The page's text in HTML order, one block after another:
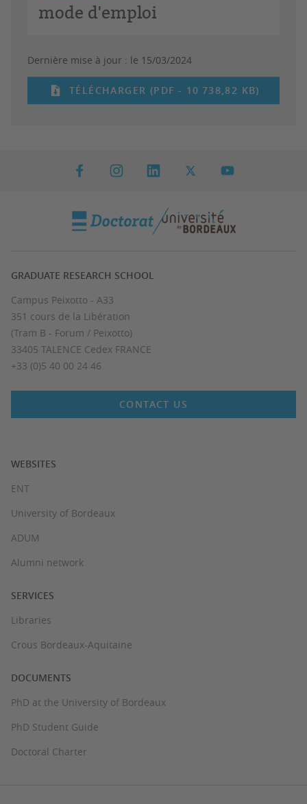
mode d'emploi
Dernière mise à jour : le 15/03/2024
TÉLÉCHARGER (PDF - 10 738,82 KB)
GRADUATE RESEARCH SCHOOL
Campus Peixotto - A33
351 cours de la Libération
(Tram B - Forum / Peixotto)
33405 TALENCE Cedex FRANCE
+33 (0)5 40 00 24 46
CONTACT US
WEBSITES
ENT
University of Bordeaux
ADUM
Alumni network
SERVICES
Libraries
Crous Bordeaux-Aquitaine
DOCUMENTS
PhD at the University of Bordeaux
PhD Student Guide
Doctoral Charter